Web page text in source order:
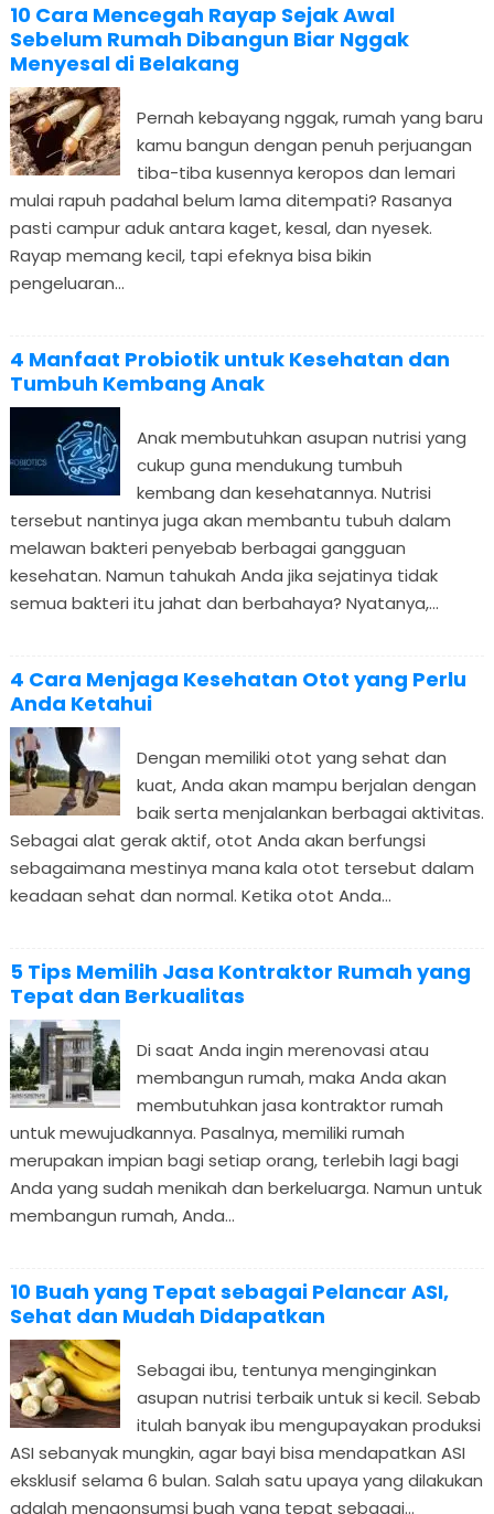
10 Cara Mencegah Rayap Sejak Awal
Sebelum Rumah Dibangun Biar Nggak
Menyesal di Belakang
Pernah kebayang nggak, rumah yang baru
kamu bangun dengan penuh perjuangan
tiba-tiba kusennya keropos dan lemari
mulai rapuh padahal belum lama ditempati? Rasanya
pasti campur aduk antara kaget, kesal, dan nyesek.
Rayap memang kecil, tapi efeknya bisa bikin
pengeluaran...
4 Manfaat Probiotik untuk Kesehatan dan
Tumbuh Kembang Anak
Anak membutuhkan asupan nutrisi yang
cukup guna mendukung tumbuh
kembang dan kesehatannya. Nutrisi
tersebut nantinya juga akan membantu tubuh dalam
melawan bakteri penyebab berbagai gangguan
kesehatan. Namun tahukah Anda jika sejatinya tidak
semua bakteri itu jahat dan berbahaya? Nyatanya,...
4 Cara Menjaga Kesehatan Otot yang Perlu
Anda Ketahui
Dengan memiliki otot yang sehat dan
kuat, Anda akan mampu berjalan dengan
baik serta menjalankan berbagai aktivitas.
Sebagai alat gerak aktif, otot Anda akan berfungsi
sebagaimana mestinya mana kala otot tersebut dalam
keadaan sehat dan normal. Ketika otot Anda...
5 Tips Memilih Jasa Kontraktor Rumah yang
Tepat dan Berkualitas
Di saat Anda ingin merenovasi atau
membangun rumah, maka Anda akan
membutuhkan jasa kontraktor rumah
untuk mewujudkannya. Pasalnya, memiliki rumah
merupakan impian bagi setiap orang, terlebih lagi bagi
Anda yang sudah menikah dan berkeluarga. Namun untuk
membangun rumah, Anda...
10 Buah yang Tepat sebagai Pelancar ASI,
Sehat dan Mudah Didapatkan
Sebagai ibu, tentunya menginginkan
asupan nutrisi terbaik untuk si kecil. Sebab
itulah banyak ibu mengupayakan produksi
ASI sebanyak mungkin, agar bayi bisa mendapatkan ASI
eksklusif selama 6 bulan. Salah satu upaya yang dilakukan
adalah mengonsumsi buah yang tepat sebagai...